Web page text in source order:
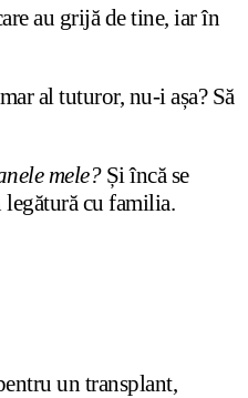
au grijă de tine, iar în
al tuturor, nu-i așa? Să
mele?Și încă se
legătură cu familia.
un transplant,